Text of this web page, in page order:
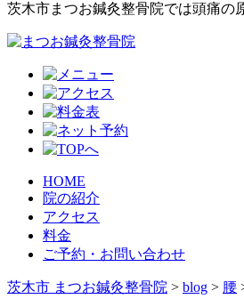
茨木市まつお鍼灸整骨院では頭痛の
HOME
院の紹介
アクセス
料金
ご予約・お問い合わせ
茨木市 まつお鍼灸整骨院 > blog > 腰